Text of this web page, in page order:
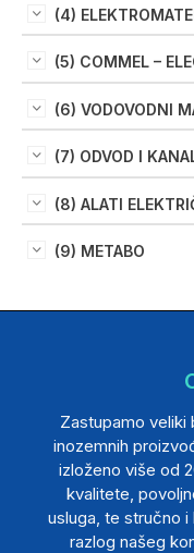
(4)
(5) COMMEL –
(6) VODOVODNI
(7) ODVOD I
(8) ALATI
(9) METABO
Zastupamo veliki
inozemnih
izloženo više od
kvalitete,
usluga, te stručno
razlog našeg